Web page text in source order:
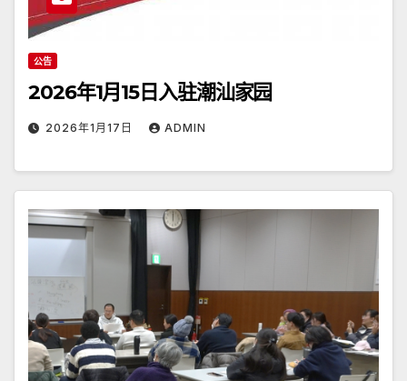
公告
2026年1月15日入驻潮汕家园
2026年1月17日 ADMIN